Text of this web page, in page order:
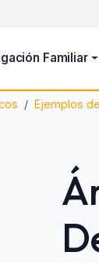
Familiar
Ejemplos